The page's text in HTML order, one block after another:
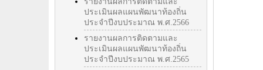
ประเมินผลแผนพัฒนาท้องถิ่น
ประจำปีงบประมาณ พ.ศ.2566
รายงานผลการติดตามและ
ประเมินผลแผนพัฒนาท้องถิ่น
ประจำปีงบประมาณ พ.ศ.2565